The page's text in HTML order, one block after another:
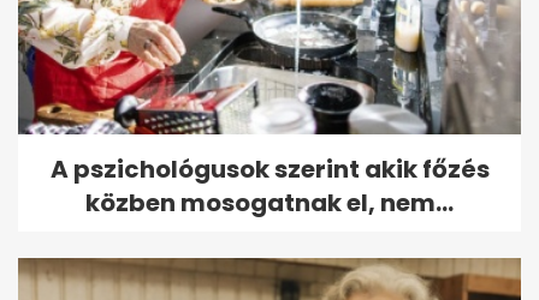
A pszichológusok szerint akik főzés
közben mosogatnak el, nem...